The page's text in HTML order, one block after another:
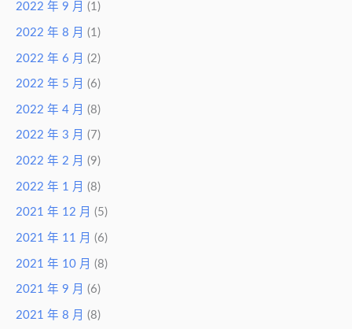
2022 年 9 月 (1)
2022 年 8 月 (1)
2022 年 6 月 (2)
2022 年 5 月 (6)
2022 年 4 月 (8)
2022 年 3 月 (7)
2022 年 2 月 (9)
2022 年 1 月 (8)
2021 年 12 月 (5)
2021 年 11 月 (6)
2021 年 10 月 (8)
2021 年 9 月 (6)
2021 年 8 月 (8)